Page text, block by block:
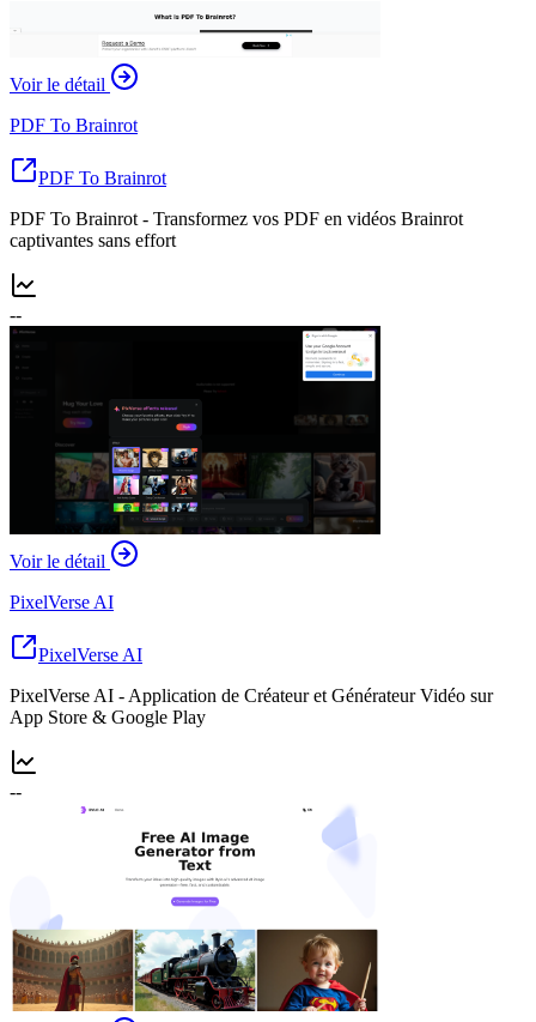
Voir le détail
PDF To Brainrot
PDF To Brainrot
PDF To Brainrot - Transformez vos PDF en vidéos Brainrot
captivantes sans effort
--
Voir le détail
PixelVerse AI
PixelVerse AI
PixelVerse AI - Application de Créateur et Générateur Vidéo sur
App Store & Google Play
--